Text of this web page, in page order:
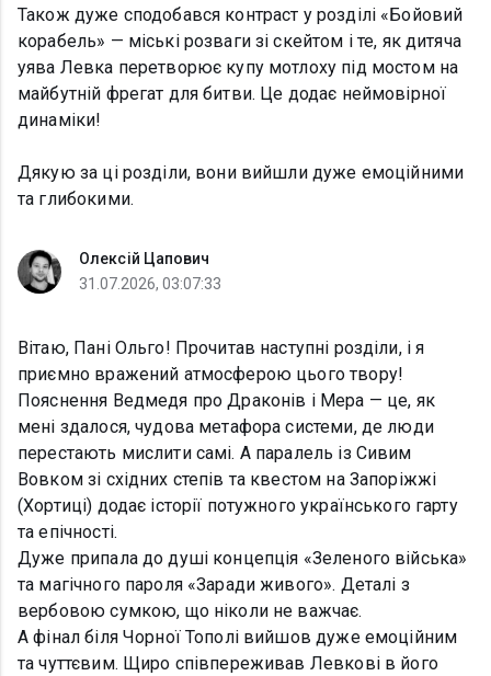
Також дуже сподобався контраст у розділі «Бойовий
корабель» — міські розваги зі скейтом і те, як дитяча
уява Левка перетворює купу мотлоху під мостом на
майбутній фрегат для битви. Це додає неймовірної
динаміки!
Дякую за ці розділи, вони вийшли дуже емоційними
та глибокими.
Олексій Цапович
31.07.2026, 03:07:33
Вітаю, Пані Ольго! Прочитав наступні розділи, і я
приємно вражений атмосферою цього твору!
Пояснення Ведмедя про Драконів і Мера — це, як
мені здалося, чудова метафора системи, де люди
перестають мислити самі. А паралель із Сивим
Вовком зі східних степів та квестом на Запоріжжі
(Хортиці) додає історії потужного українського гарту
та епічності.
Дуже припала до душі концепція «Зеленого війська»
та магічного пароля «Заради живого». Деталі з
вербовою сумкою, що ніколи не важчає.
А фінал біля Чорної Тополі вийшов дуже емоційним
та чуттєвим. Щиро співпереживав Левкові в його